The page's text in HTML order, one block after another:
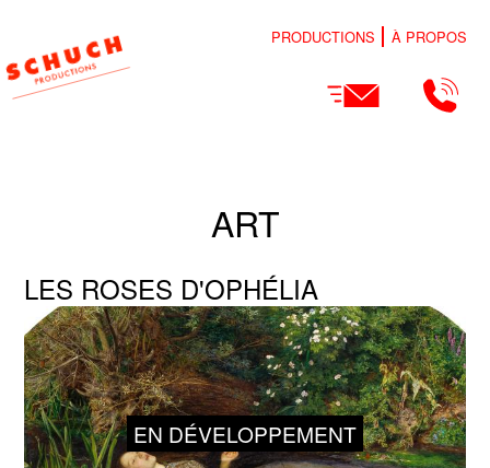
PRODUCTIONS À PROPOS
ART
LES ROSES D'OPHÉLIA
EN DÉVELOPPEMENT